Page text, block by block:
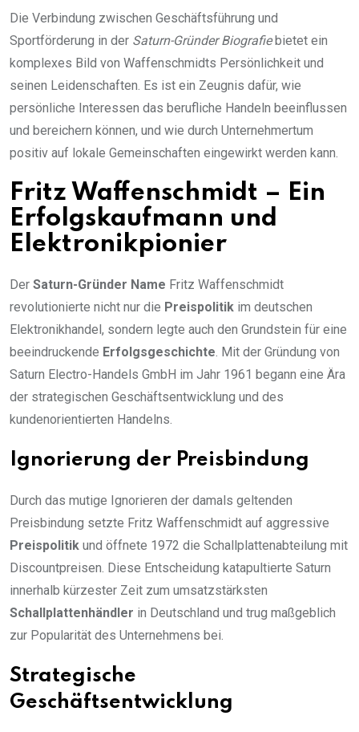
Die Verbindung zwischen Geschäftsführung und
Sportförderung in der Saturn-Gründer Biografiebietet ein
komplexes Bild von Waffenschmidts Persönlichkeit und
seinen Leidenschaften. Es ist ein Zeugnis dafür, wie
persönliche Interessen das berufliche Handeln beeinflussen
und bereichern können, und wie durch Unternehmertum
positiv auf lokale Gemeinschaften eingewirkt werden kann.
Fritz Waffenschmidt – Ein
Erfolgskaufmann und
Elektronikpionier
Der Saturn-Gründer Name Fritz Waffenschmidt
revolutionierte nicht nur die Preispolitik im deutschen
Elektronikhandel, sondern legte auch den Grundstein für eine
beeindruckende Erfolgsgeschichte . Mit der Gründung von
Saturn Electro-Handels GmbH im Jahr 1961 begann eine Ära
der strategischen Geschäftsentwicklung und des
kundenorientierten Handelns.
Ignorierung der Preisbindung
Durch das mutige Ignorieren der damals geltenden
Preisbindung setzte Fritz Waffenschmidt auf aggressive
Preispolitik und öffnete 1972 die Schallplattenabteilung mit
Discountpreisen. Diese Entscheidung katapultierte Saturn
innerhalb kürzester Zeit zum umsatzstärksten
Schallplattenhändler in Deutschland und trug maßgeblich
zur Popularität des Unternehmens bei.
Strategische
Geschäftsentwicklung